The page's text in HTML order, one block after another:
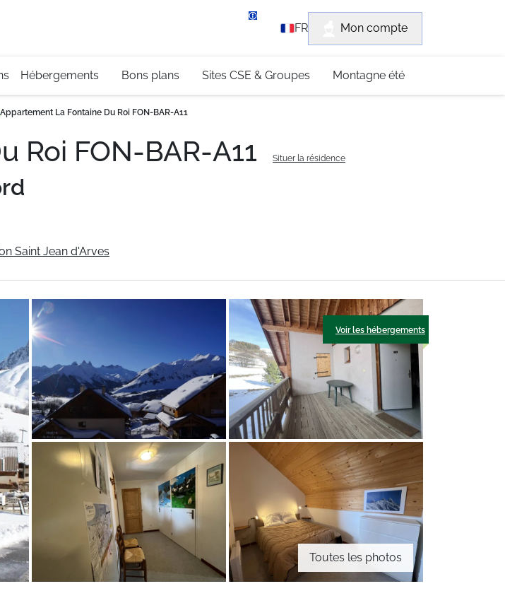
+33 (0)4 79 96 30 69
FR Mon compte
Hébergements Bons plans Sites CSE & Groupes Montagne été
Appartement La Fontaine Du Roi FON-BAR-A11
Roi FON-BAR-A11 Situer la résidence
Saint Jean d'Arves
Toutes les photos
Voir les hébergements